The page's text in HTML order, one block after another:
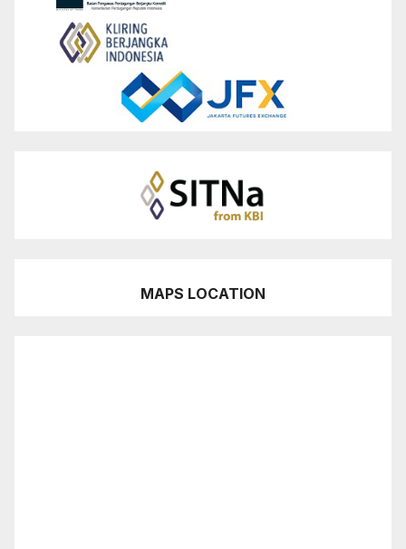
MAPS LOCATION